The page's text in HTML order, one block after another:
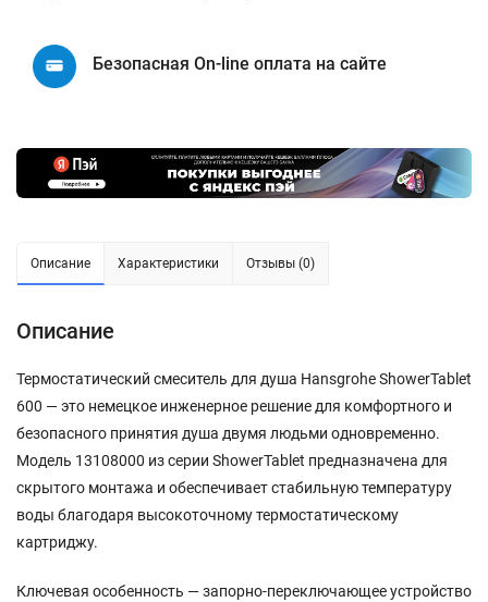
Безопасная On-line оплата на сайте
Описание Характеристики Отзывы (0)
Описание
Термостатический смеситель для душа Hansgrohe ShowerTablet
600 — это немецкое инженерное решение для комфортного и
безопасного принятия душа двумя людьми одновременно.
Модель 13108000 из серии ShowerTablet предназначена для
скрытого монтажа и обеспечивает стабильную температуру
воды благодаря высокоточному термостатическому
картриджу.
Ключевая особенность — запорно-переключающее устройство